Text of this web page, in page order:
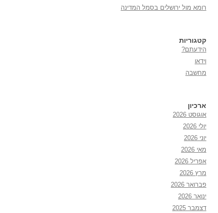
רומא מול ירושלים בסמל המדינה
קטגוריות
הידעתם?
וידאו
מחשבה
ארכיון
אוגוסט 2026
יולי 2026
יוני 2026
מאי 2026
אפריל 2026
מרץ 2026
פברואר 2026
ינואר 2026
דצמבר 2025